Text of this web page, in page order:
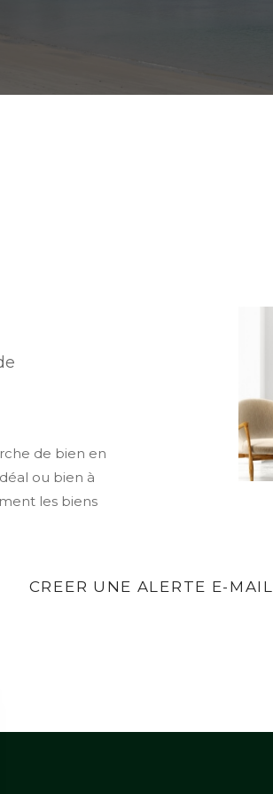
de bien en
ou bien à
les biens
CREER UNE ALERTE E-MAIL